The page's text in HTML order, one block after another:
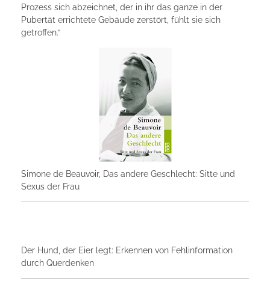
Prozess sich abzeichnet, der in ihr das ganze in der
Pubertät errichtete Gebäude zerstört, fühlt sie sich
getroffen.“
Simone de Beauvoir, Das andere Geschlecht: Sitte und
Sexus der Frau
Der Hund, der Eier legt: Erkennen von Fehlinformation
durch Querdenken